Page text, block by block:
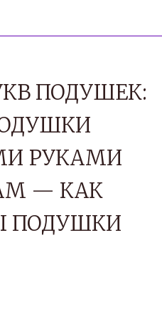
ПОДУШЕК:
РУКАМИ
— КАК
ПОДУШКИ